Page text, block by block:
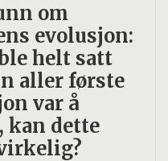
om
evolusjon:
helt satt
aller første
var å
kan dette